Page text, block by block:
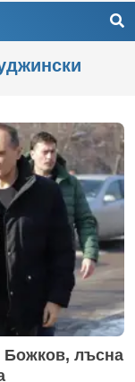
Божков, лъсна